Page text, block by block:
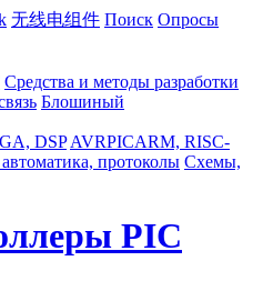
无线电组件 Поиск Опросы
Средства и методы разработки
Блошиный
DSP AVRPICARM, RISC-
протоколы Схемы,
PIC